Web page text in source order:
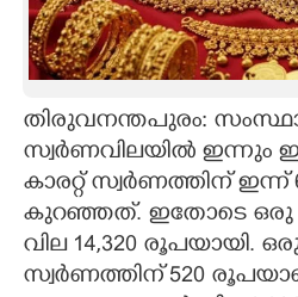
ASTRO
CARTOONS
LITERATURE
ZOOM
തിരുവനന്തപുരം:
സ്വർണവിലയിൽ ഇന്നും
കാരറ്റ് സ്വർണത്തിന്
കുറഞ്ഞത്. ഇതോടെ ഒരു
വില 14,320 രൂപയായി.
സ്വർണത്തിന് 520